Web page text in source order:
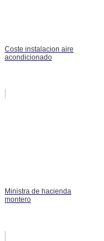
Coste instalacion aire
acondicionado
Ministra de hacienda
montero